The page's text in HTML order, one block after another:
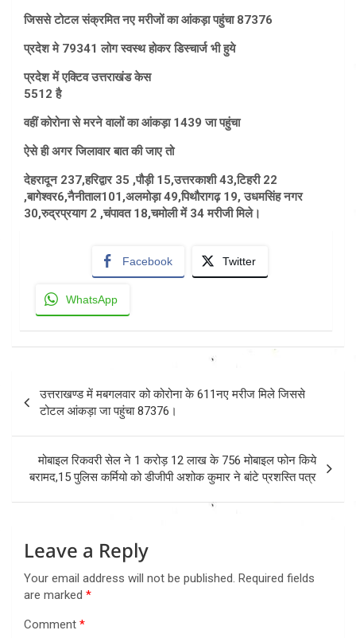
जिससे टोटल संक्रमित नए मरीजों का आंकड़ा पहुंचा 87376
प्रदेश मे 79341 लोग स्वस्थ होकर डिस्चार्ज भी हुये
प्रदेश में एक्टिव उत्तराखंड केस
5512 है
वहीं कोरोना से मरने वालों का आंकड़ा 1439 जा पहुंचा
ऐसे ही अगर जिलावार बात की जाए तो
देहरादून 237,हरिद्वार 35 ,पौड़ी 15,उत्तरकाशी 43,टिहरी 22
,बागेश्वर6,नैनीताल101,अलमोड़ा 49,पिथौरागढ़ 19, उधमसिंह नगर
30,रुद्रप्रयाग 2 ,चंपावत 18,चमोली में 34 मरीजी मिले।
Facebook Twitter
WhatsApp
navigation
उत्तराखण्ड में मबगलवार को कोरोना के 611नए मरीज मिले जिससे
टोटल आंकड़ा जा पहुंचा 87376।
मोबाइल रिकवरी सेल ने 1 करोड़ 12 लाख के 756 मोबाइल फोन किये
बरामद,15 पुलिस कर्मियो को डीजीपी अशोक कुमार ने बांटे प्रशस्ति पत्र
Leave a Reply
Your email address will not be published. Required fields
are marked *
Comment *